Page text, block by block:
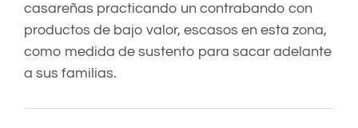
casareñas practicando un contrabando con
productos de bajo valor, escasos en esta zona,
como medida de sustento para sacar adelante
a sus familias.